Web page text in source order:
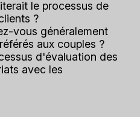
le processus de
?
vous généralement
aux couples ?
d'évaluation des
avec les